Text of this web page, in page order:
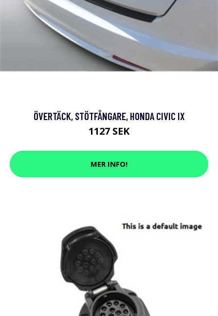
ÖVERTÄCK, STÖTFÅNGARE, HONDA CIVIC IX
1127 SEK
MER INFO!